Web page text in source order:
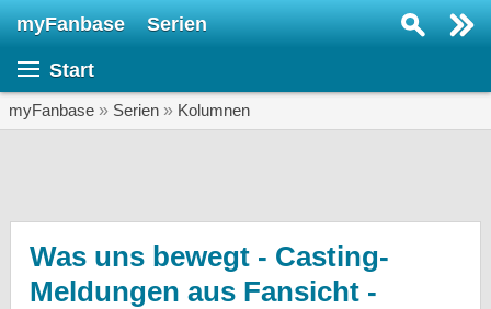
myFanbase Serien
Start
myFanbase » Serien » Kolumnen
Was uns bewegt - Casting-
Meldungen aus Fansicht -
SERIEN
Veranstaltungen